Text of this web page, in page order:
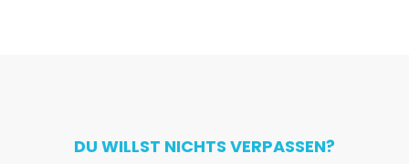
DU WILLST NICHTS VERPASSEN?